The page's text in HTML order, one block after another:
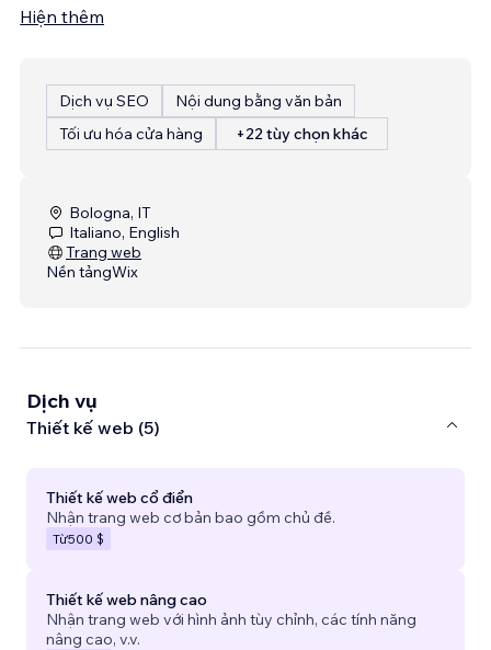
Hiện thêm
Dịch vụ SEO
Nội dung bằng văn bản
Tối ưu hóa cửa hàng
+22 tùy chọn khác
Bologna, IT
Italiano, English
Trang web
Nền tảngWix
Dịch vụ
Thiết kế web (5)
Thiết kế web cổ điển
Nhận trang web cơ bản bao gồm chủ đề.
Từ500 $
Thiết kế web nâng cao
Nhận trang web với hình ảnh tùy chỉnh, các tính năng
nâng cao, v.v.